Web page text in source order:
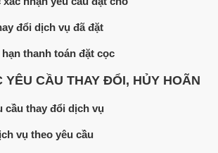
đổi dịch vụ đã đặt
thanh toán đặt cọc
YÊU CẦU THAY ĐỔI, HỦY HOÃN
cầu thay đổi dịch vụ
vụ theo yêu cầu